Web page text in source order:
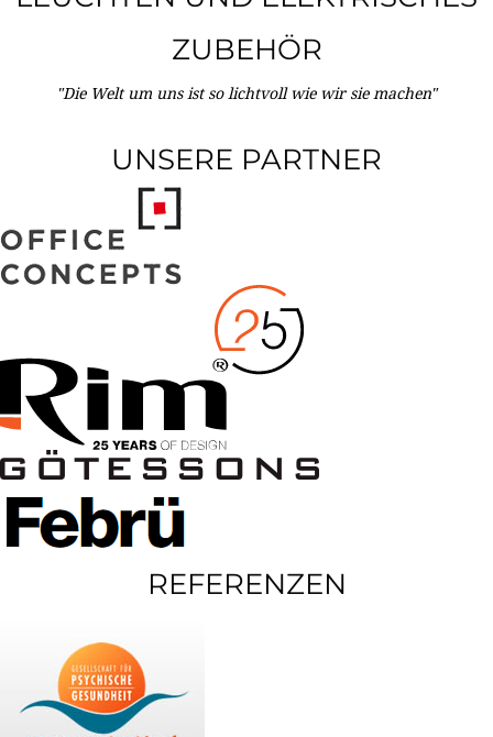
ZUBEHÖR
"Die Welt um uns ist so lichtvoll wie wir sie machen"
UNSERE PARTNER
REFERENZEN